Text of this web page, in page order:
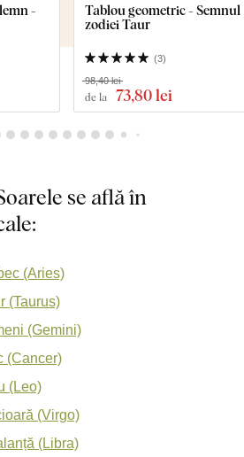
-
Tablou geometric - Semnul
zodiei Taur
(3)
de la 73,80 lei
98,40 lei
se află în
(Aries)
(Taurus)
(Gemini)
(Cancer)
(Leo)
(Virgo)
(Libra)